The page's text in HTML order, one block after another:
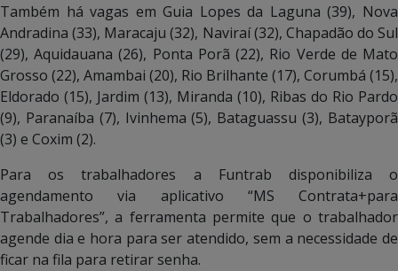
Também há vagas em Guia Lopes da Laguna (39), Nova
Andradina (33), Maracaju (32), Naviraí (32), Chapadão do Sul
(29), Aquidauana (26), Ponta Porã (22), Rio Verde de Mato
Grosso (22), Amambai (20), Rio Brilhante (17), Corumbá (15),
Eldorado (15), Jardim (13), Miranda (10), Ribas do Rio Pardo
(9), Paranaíba (7), Ivinhema (5), Bataguassu (3), Batayporã
(3) e Coxim (2).
Para os trabalhadores a Funtrab disponibiliza o
agendamento via aplicativo “MS Contrata+para
Trabalhadores”, a ferramenta permite que o trabalhador
agende dia e hora para ser atendido, sem a necessidade de
ficar na fila para retirar senha.